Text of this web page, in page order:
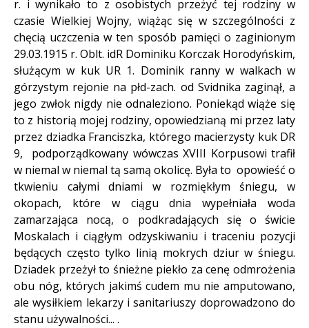
r. i wynikało to z osobistych przeżyć tej rodziny w
czasie Wielkiej Wojny, wiążąc się w szczególności z
chęcią uczczenia w ten sposób pamięci o zaginionym
29.03.1915 r. Oblt. idR Dominiku Korczak Horodyńskim,
służącym w kuk UR 1. Dominik ranny w walkach w
górzystym rejonie na płd-zach. od Svidnika zaginął, a
jego zwłok nigdy nie odnaleziono. Poniekąd wiąże się
to z historią mojej rodziny, opowiedzianą mi przez laty
przez dziadka Franciszka, którego macierzysty kuk DR
9, podporządkowany wówczas XVIII Korpusowi trafił
w niemal w niemal tą samą okolicę. Była to opowieść o
tkwieniu całymi dniami w rozmiękłym śniegu, w
okopach, które w ciągu dnia wypełniała woda
zamarzająca nocą, o podkradających się o świcie
Moskalach i ciągłym odzyskiwaniu i traceniu pozycji
będących często tylko linią mokrych dziur w śniegu.
Dziadek przeżył to śnieżne piekło za cenę odmrożenia
obu nóg, których jakimś cudem mu nie amputowano,
ale wysiłkiem lekarzy i sanitariuszy doprowadzono do
stanu używalności... .